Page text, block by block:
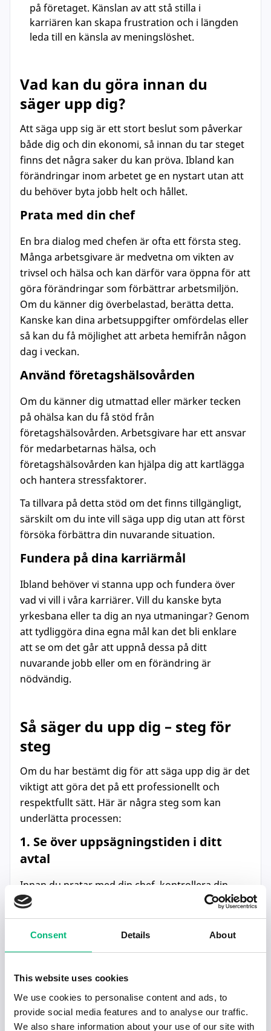
Consent Details About
This website uses cookies
We use cookies to personalise content and ads, to
provide social media features and to analyse our traffic.
We also share information about your use of our site with
på företaget. Känslan av att stå stilla i
karriären kan skapa frustration och i längden
leda till en känsla av meningslöshet.
Vad kan du göra innan du
säger upp dig?
Att säga upp sig är ett stort beslut som påverkar
både dig och din ekonomi, så innan du tar steget
finns det några saker du kan pröva. Ibland kan
förändringar inom arbetet ge en nystart utan att
du behöver byta jobb helt och hållet.
Prata med din chef
En bra dialog med chefen är ofta ett första steg.
Många arbetsgivare är medvetna om vikten av
trivsel och hälsa och kan därför vara öppna för att
göra förändringar som förbättrar arbetsmiljön.
Om du känner dig överbelastad, berätta detta.
Kanske kan dina arbetsuppgifter omfördelas eller
så kan du få möjlighet att arbeta hemifrån någon
dag i veckan.
Använd företagshälsovården
Om du känner dig utmattad eller märker tecken
på ohälsa kan du få stöd från
företagshälsovården. Arbetsgivare har ett ansvar
för medarbetarnas hälsa, och
företagshälsovården kan hjälpa dig att kartlägga
och hantera stressfaktorer.
Ta tillvara på detta stöd om det finns tillgängligt,
särskilt om du inte vill säga upp dig utan att först
försöka förbättra din nuvarande situation.
Fundera på dina karriärmål
Ibland behöver vi stanna upp och fundera över
vad vi vill i våra karriärer. Vill du kanske byta
yrkesbana eller ta dig an nya utmaningar? Genom
att tydliggöra dina egna mål kan det bli enklare
att se om det går att uppnå dessa på ditt
nuvarande jobb eller om en förändring är
nödvändig.
Så säger du upp dig – steg för
steg
Om du har bestämt dig för att säga upp dig är det
viktigt att göra det på ett professionellt och
respektfullt sätt. Här är några steg som kan
underlätta processen:
1. Se över uppsägningstiden i ditt
avtal
Innan du pratar med din chef, kontrollera din
uppsägningstid. Att ha koll på detta hjälper dig att
planera din övergång bättre och gör det också
lättare att svara på frågor om när du kan lämna
2. Skriv ett uppsägningsbrev
Ett skriftligt uppsägningsbrev är ett krav på de
flesta arbetsplatser. Håll brevet kort och sakligt.